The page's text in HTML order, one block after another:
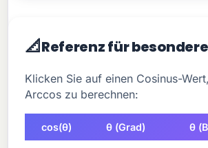
📐Referenz für
Klicken Sie auf einen Cosinus-
Arccos zu berechnen:
cos(θ) θ (Grad) θ